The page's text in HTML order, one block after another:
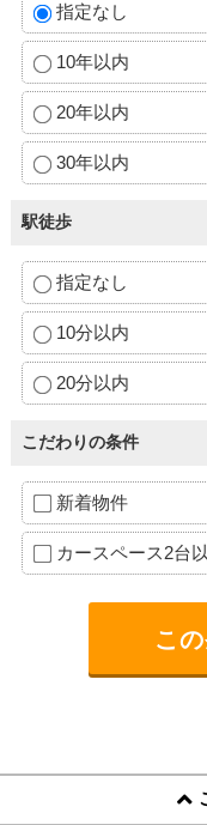
指定なし
10年以内
20年以内
30年以内
駅徒歩
指定なし
10分以内
20分以内
こだわりの条件
新着物件
カースペース2台